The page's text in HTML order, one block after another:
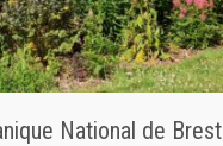
National de Brest